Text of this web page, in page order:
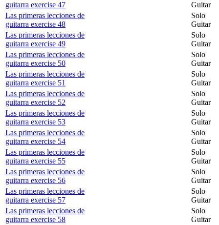
guitarra exercise 47
Guitar
Las primeras lecciones de
guitarra exercise 48
Solo
Guitar
Las primeras lecciones de
guitarra exercise 49
Solo
Guitar
Las primeras lecciones de
guitarra exercise 50
Solo
Guitar
Las primeras lecciones de
guitarra exercise 51
Solo
Guitar
Las primeras lecciones de
guitarra exercise 52
Solo
Guitar
Las primeras lecciones de
guitarra exercise 53
Solo
Guitar
Las primeras lecciones de
guitarra exercise 54
Solo
Guitar
Las primeras lecciones de
guitarra exercise 55
Solo
Guitar
Las primeras lecciones de
guitarra exercise 56
Solo
Guitar
Las primeras lecciones de
guitarra exercise 57
Solo
Guitar
Las primeras lecciones de
guitarra exercise 58
Solo
Guitar